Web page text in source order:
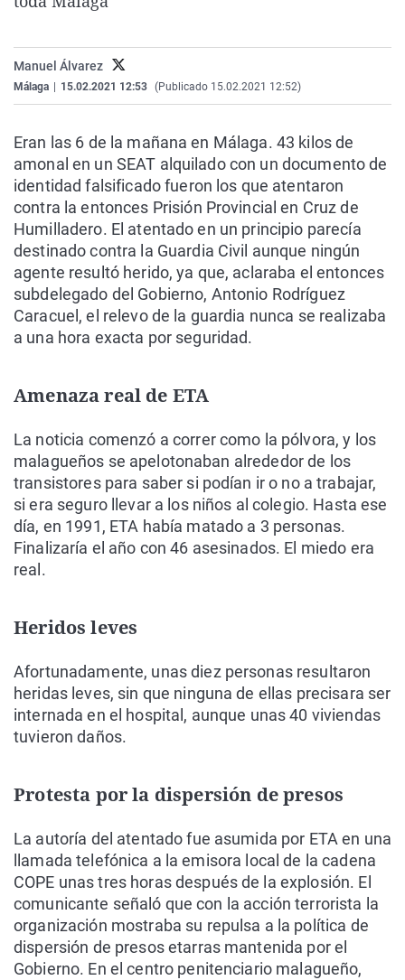
Gente viajera
Como el perro y el
Retornados
Equipo de
Operación Viuda
Galicia
La Rioja
Navarra
País Vasco
Televisión
Elecciones
Manuel Álvarez
Málaga 15.02.2021 12:53 (Publicado 15.02.2021 12:52)
Eran las 6 de la mañana en Málaga. 43 kilos de
amonal en un SEAT alquilado con un documento de
identidad falsificado fueron los que atentaron
contra la entonces Prisión Provincial en Cruz de
Humilladero. El atentado en un principio parecía
destinado contra la Guardia Civil aunque ningún
agente resultó herido, ya que, aclaraba el entonces
subdelegado del Gobierno, Antonio Rodríguez
Caracuel, el relevo de la guardia nunca se realizaba
a una hora exacta por seguridad.
Amenaza real de ETA
La noticia comenzó a correr como la pólvora, y los
malagueños se apelotonaban alrededor de los
transistores para saber si podían ir o no a trabajar,
si era seguro llevar a los niños al colegio. Hasta ese
día, en 1991, ETA había matado a 3 personas.
Finalizaría el año con 46 asesinados. El miedo era
real.
Heridos leves
Afortunadamente, unas diez personas resultaron
heridas leves, sin que ninguna de ellas precisara ser
internada en el hospital, aunque unas 40 viviendas
tuvieron daños.
Protesta por la dispersión de presos
La autoría del atentado fue asumida por ETA en una
llamada telefónica a la emisora local de la cadena
COPE unas tres horas después de la explosión. El
comunicante señaló que con la acción terrorista la
organización mostraba su repulsa a la política de
dispersión de presos etarras mantenida por el
Gobierno. En el centro penitenciario malagueño,